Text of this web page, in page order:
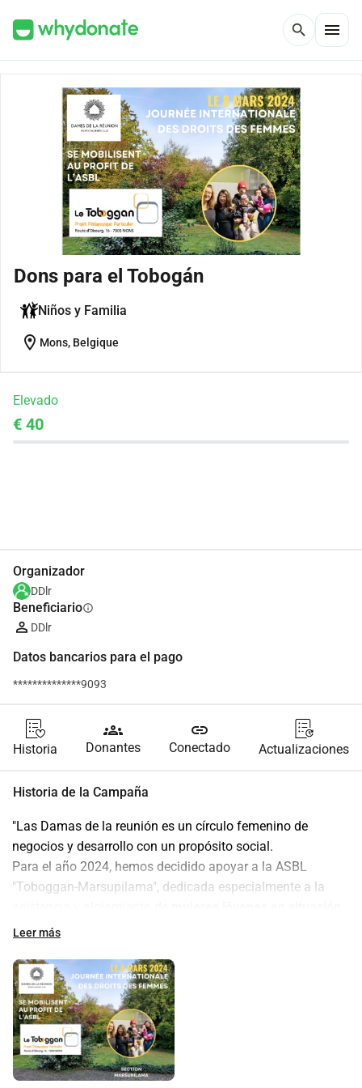
search menu
Dons para el Tobogán
Niños y Familia
location_on Mons, Belgique
Elevado
€ 40
Organizador
DDlr
Beneficiarioinfo
DDlr
Datos bancarios para el pago
**************9093
Historia
groups
Donantes
link
Conectado Actualizaciones
Historia de la Campaña
"Las Damas de la reunión es un círculo femenino de
negocios y desarrollo con un propósito social.
Para el año 2024, hemos decidido apoyar a la ASBL
"Toboggan-Marsupilama", dedicada especialmente a la
de precariedad y embarazadas
sus madres.
Concretamente, nuestra contribución permitirá financiar
un vehículo adaptado para el transporte de estas mujeres
jóvenes y sus hijos.
En el marco de nuestro compromiso con esta noble causa,
solicitamos su generosidad invitándoles a contribuir con
Leer más